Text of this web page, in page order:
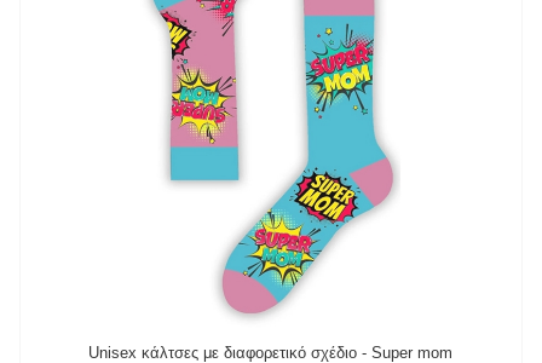
Unisex κάλτσες με διαφορετικό σχέδιο - Super mom